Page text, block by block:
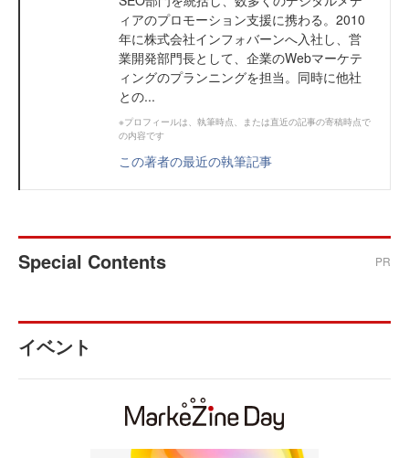
ィアのプロモーション支援に携わる。2010
年に株式会社インフォバーンへ入社し、営
業開発部門長として、企業のWebマーケテ
ィングのプランニングを担当。同時に他社
との...
※プロフィールは、執筆時点、または直近の記事の寄稿時点で
の内容です
この著者の最近の執筆記事
Special Contents PR
イベント